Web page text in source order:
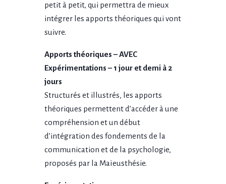
petit à petit, qui permettra de mieux
intégrer les apports théoriques qui vont
suivre.
Apports théoriques – AVEC
Expérimentations – 1 jour et demi à 2
jours
Structurés et illustrés, les apports
théoriques permettent d’accéder à une
compréhension et un début
d’intégration des fondements de la
communication et de la psychologie,
proposés par la Maïeusthésie.